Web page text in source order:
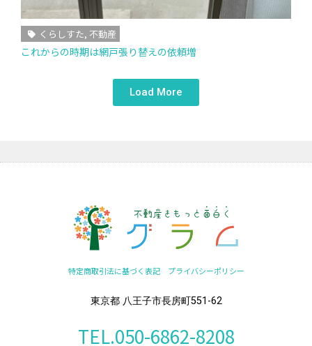
くらしすた, 不動産
これからの時期は網戸張り替えの依頼増
Load More
特定商取引法に基づく表記 プライバシーポリシー
東京都 八王子市長房町551-62
TEL.050-6862-8208